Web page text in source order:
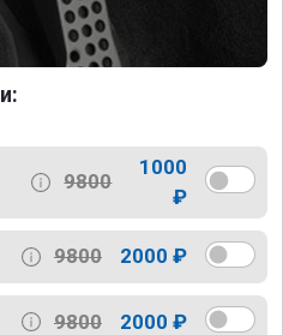
9800
1000
₽
9800 2000 ₽
9800 2000 ₽